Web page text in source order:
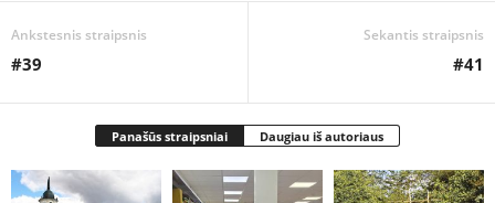
Ankstesnis straipsnis
#39
Sekantis straipsnis
#41
Panašūs straipsniai Daugiau iš autoriaus